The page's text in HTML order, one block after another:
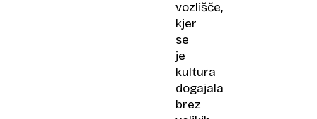
vozlišče,
kjer
se
je
kultura
dogajala
brez